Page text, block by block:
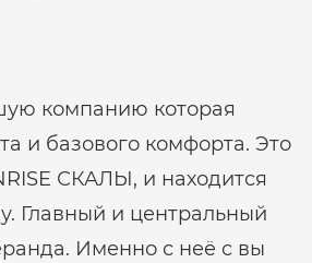
компанию которая
и базового комфорта. Это
СКАЛЫ, и находится
Главный и центральный
Именно с неё с вы